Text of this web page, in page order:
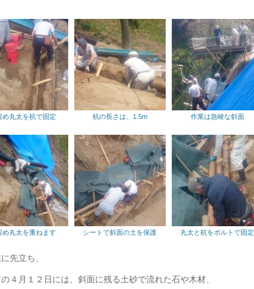
め丸太を杭で固定 杭の長さは、1.5m 作業は急峻な斜面
め丸太を重ねます シートで斜面の土を保護 丸太と杭をボルトで固定
先立ち、
の４月１２日には、斜面に残る土砂で流れた石や木材、